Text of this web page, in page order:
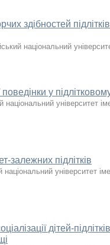
здiбностей
національний
у підлітковому
національний університет
залежних підлітків
національний університет
дітей-